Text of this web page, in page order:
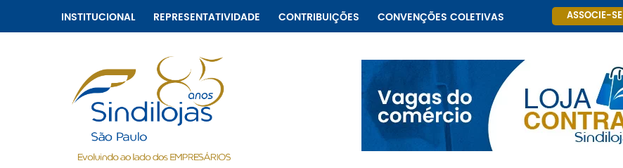
INSTITUCIONAL REPRESENTATIVIDADE CONTRIBUIÇÕES CONVENÇÕES COLETIVAS ASSOCIE-SE